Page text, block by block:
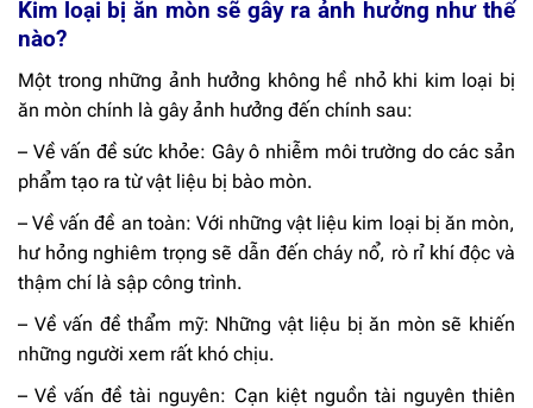
Kim loại bị ăn mòn sẽ gây ra ảnh hưởng như thế
nào?
Một trong những ảnh hưởng không hề nhỏ khi kim loại bị
ăn mòn chính là gây ảnh hưởng đến chính sau:
– Về vấn đề sức khỏe: Gây ô nhiễm môi trường do các sản
phẩm tạo ra từ vật liệu bị bào mòn.
– Về vấn đề an toàn: Với những vật liệu kim loại bị ăn mòn,
hư hỏng nghiêm trọng sẽ dẫn đến cháy nổ, rò rỉ khí độc và
thậm chí là sập công trình.
– Về vấn đề thẩm mỹ: Những vật liệu bị ăn mòn sẽ khiến
những người xem rất khó chịu.
– Về vấn đề tài nguyên: Cạn kiệt nguồn tài nguyên thiên